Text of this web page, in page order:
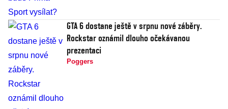
GTA 6 dostane ještě v srpnu nové záběry.
Rockstar oznámil dlouho očekávanou
prezentaci
Poggers